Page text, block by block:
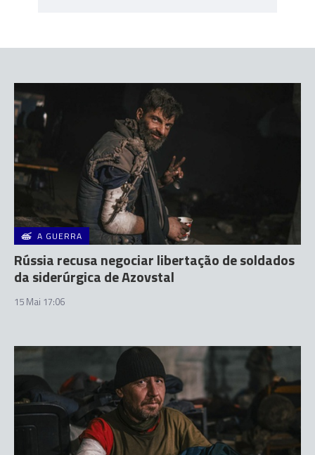
A GUERRA
Rússia recusa negociar libertação de soldados
da siderúrgica de Azovstal
15 Mai 17:06